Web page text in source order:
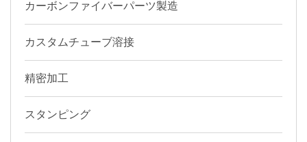
カーボンファイバーパーツ製造
カスタムチューブ溶接
精密加工
スタンピング